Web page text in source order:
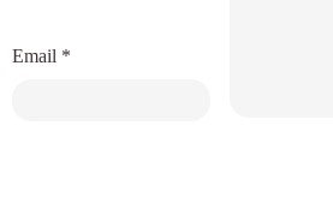
Email *